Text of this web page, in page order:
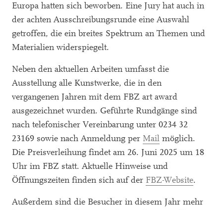
Europa hatten sich beworben. Eine Jury hat auch in
der achten Ausschreibungsrunde eine Auswahl
getroffen, die ein breites Spektrum an Themen und
Materialien widerspiegelt.
Neben den aktuellen Arbeiten umfasst die
Ausstellung alle Kunstwerke, die in den
vergangenen Jahren mit dem FBZ art award
ausgezeichnet wurden. Geführte Rundgänge sind
nach telefonischer Vereinbarung unter 0234 32
23169 sowie nach Anmeldung per Mail möglich.
Die Preisverleihung findet am 26. Juni 2025 um 18
Uhr im FBZ statt. Aktuelle Hinweise und
Öffnungszeiten finden sich auf der FBZ-Website.
Außerdem sind die Besucher in diesem Jahr mehr